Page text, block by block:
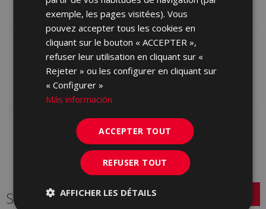
ROCKWELL BLANCO 25
Ajouter aux favoris
ROCKWELL METRIC
BLANCO 25 X 50
S0001508 | 25x50
Série connexe
exemple, les pages visitées). Vous
pouvez accepter tous les cookies en
cliquant sur le bouton « ACCEPTER »,
refuser leur utilisation en cliquant sur «
Rejeter » ou les configurer en cliquant sur
« Configurer »
Más información
ACCEPTER TOUT
REFUSER TOUT
AFFICHER LES DÉTAILS